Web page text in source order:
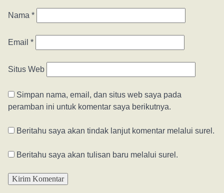
Nama *
Email *
Situs Web
Simpan nama, email, dan situs web saya pada
peramban ini untuk komentar saya berikutnya.
Beritahu saya akan tindak lanjut komentar melalui surel.
Beritahu saya akan tulisan baru melalui surel.